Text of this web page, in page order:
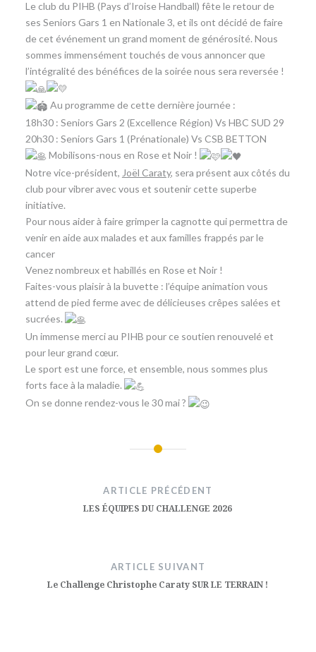
​Le club du PIHB (Pays d’Iroise Handball) fête le retour de
ses Seniors Gars 1 en Nationale 3, et ils ont décidé de faire
de cet événement un grand moment de générosité. Nous
sommes immensément touchés de vous annoncer que
l’intégralité des bénéfices de la soirée nous sera reversée !
Au programme de cette dernière journée :
​18h30 : Seniors Gars 2 (Excellence Région) Vs HBC SUD 29
​20h30 : Seniors Gars 1 (Prénationale) Vs CSB BETTON
Mobilisons-nous en Rose et Noir !
​Notre vice-président, Joël Caraty, sera présent aux côtés du
club pour vibrer avec vous et soutenir cette superbe
initiative.
​Pour nous aider à faire grimper la cagnotte qui permettra de
venir en aide aux malades et aux familles frappés par le
cancer
​Venez nombreux et habillés en Rose et Noir !
​Faites-vous plaisir à la buvette : l’équipe animation vous
attend de pied ferme avec de délicieuses crêpes salées et
sucrées.
​Un immense merci au PIHB pour ce soutien renouvelé et
pour leur grand cœur.
Le sport est une force, et ensemble, nous sommes plus
forts face à la maladie.
​On se donne rendez-vous le 30 mai ?
ARTICLE PRÉCÉDENT
LES ÉQUIPES DU CHALLENGE 2026
ARTICLE SUIVANT
Le Challenge Christophe Caraty SUR LE TERRAIN !